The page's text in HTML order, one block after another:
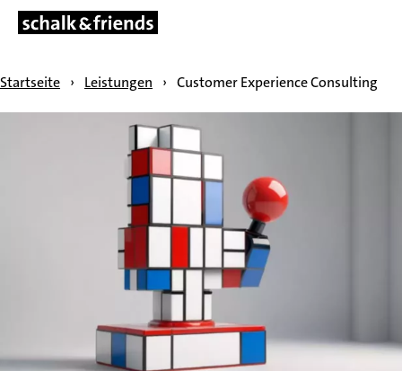
NAVIGATION ÜBERSPRINGEN
Startseite › Leistungen › Customer Experience Consulting